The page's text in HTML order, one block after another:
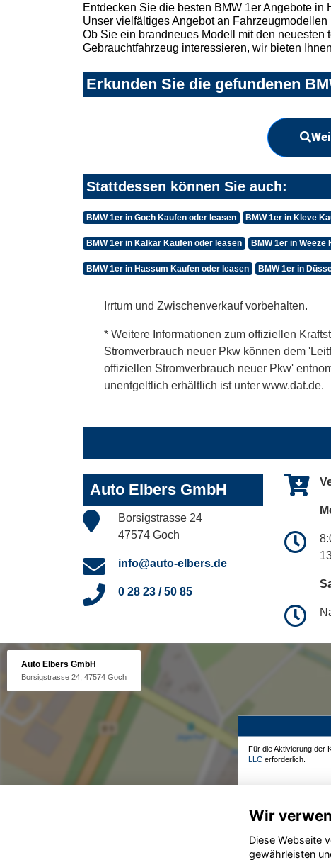
Entdecken Sie die besten BMW 1er Angebote
Unser vielfältiges Angebot an
Ob Sie ein brandneues Modell mit den
Gebrauchtfahrzeug interessieren, wir bieten
Erkunden Sie die gefundenen
Stattdessen können Sie auch:
BMW 1er in Goch Kaufen oder leasen BMW 1er in Kleve
BMW 1er in Kalkar Kaufen oder leasen BMW 1er in Weeze
BMW 1er in Hassum Kaufen oder leasen BMW 1er in
Irrtum und Zwischenverkauf vorbehalten.
* Weitere Informationen zum offiziellen
Stromverbrauch neuer Pkw können dem
offiziellen Stromverbrauch neuer Pkw'
unentgeltlich erhältlich ist unter www.dat.de.
Auto Elbers GmbH
Borsigstrasse 24
47574 Goch
info@auto-elbers.de
0 28 23 / 50 85
Auto Elbers GmbH
Borsigstrasse 24, 47574 Goch
Für die Aktivierung der
LLC erforderlich.
Wir
Diese Webseite
gewährleisten